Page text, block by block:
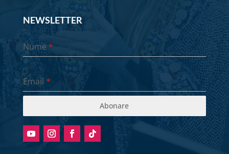
NEWSLETTER
Nume*
Email *
Abonare